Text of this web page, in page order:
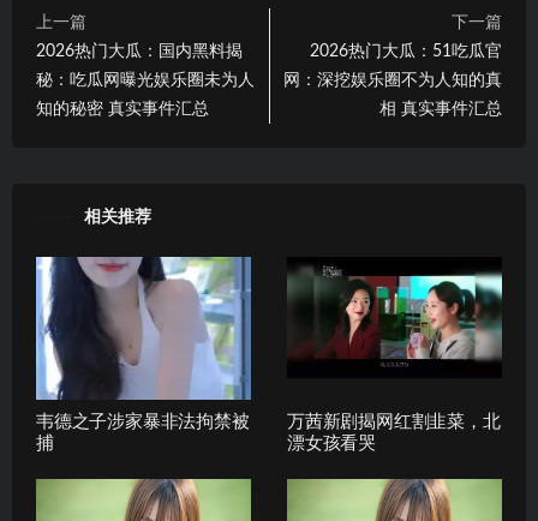
上一篇
2026热门大瓜：国内黑料揭
秘：吃瓜网曝光娱乐圈未为人
知的秘密 真实事件汇总
下一篇
2026热门大瓜：51吃瓜官
网：深挖娱乐圈不为人知的真
相 真实事件汇总
相关推荐
韦德之子涉家暴非法拘禁被
捕
万茜新剧揭网红割韭菜，北
漂女孩看哭